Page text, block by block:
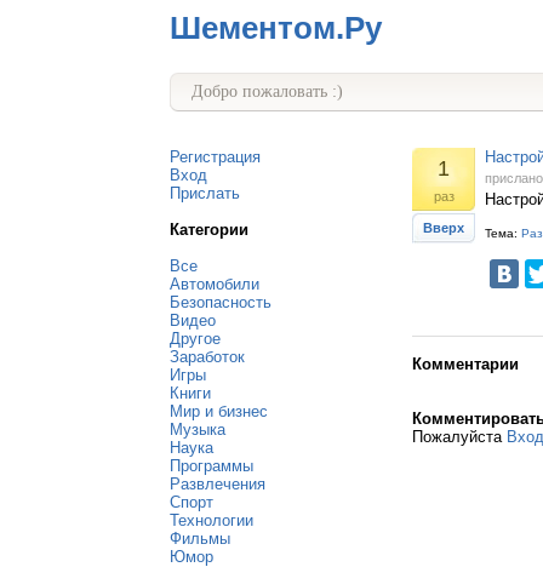
Шементом.Ру
Добро пожаловать :)
Регистрация
Вход
Прислать
Категории
Все
Автомобили
Безопасность
Видео
Другое
Заработок
Игры
Книги
Мир и бизнес
Музыка
Наука
Программы
Развлечения
Спорт
Технологии
Фильмы
Юмор
1
раз
Вверх Тема:
Комментарии
Пожалуйста Вход